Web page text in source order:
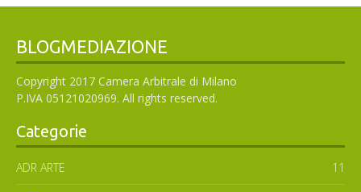
BLOGMEDIAZIONE
Copyright 2017 Camera Arbitrale di Milano
P.IVA 05121020969. All rights reserved.
Categorie
ADR ARTE 11